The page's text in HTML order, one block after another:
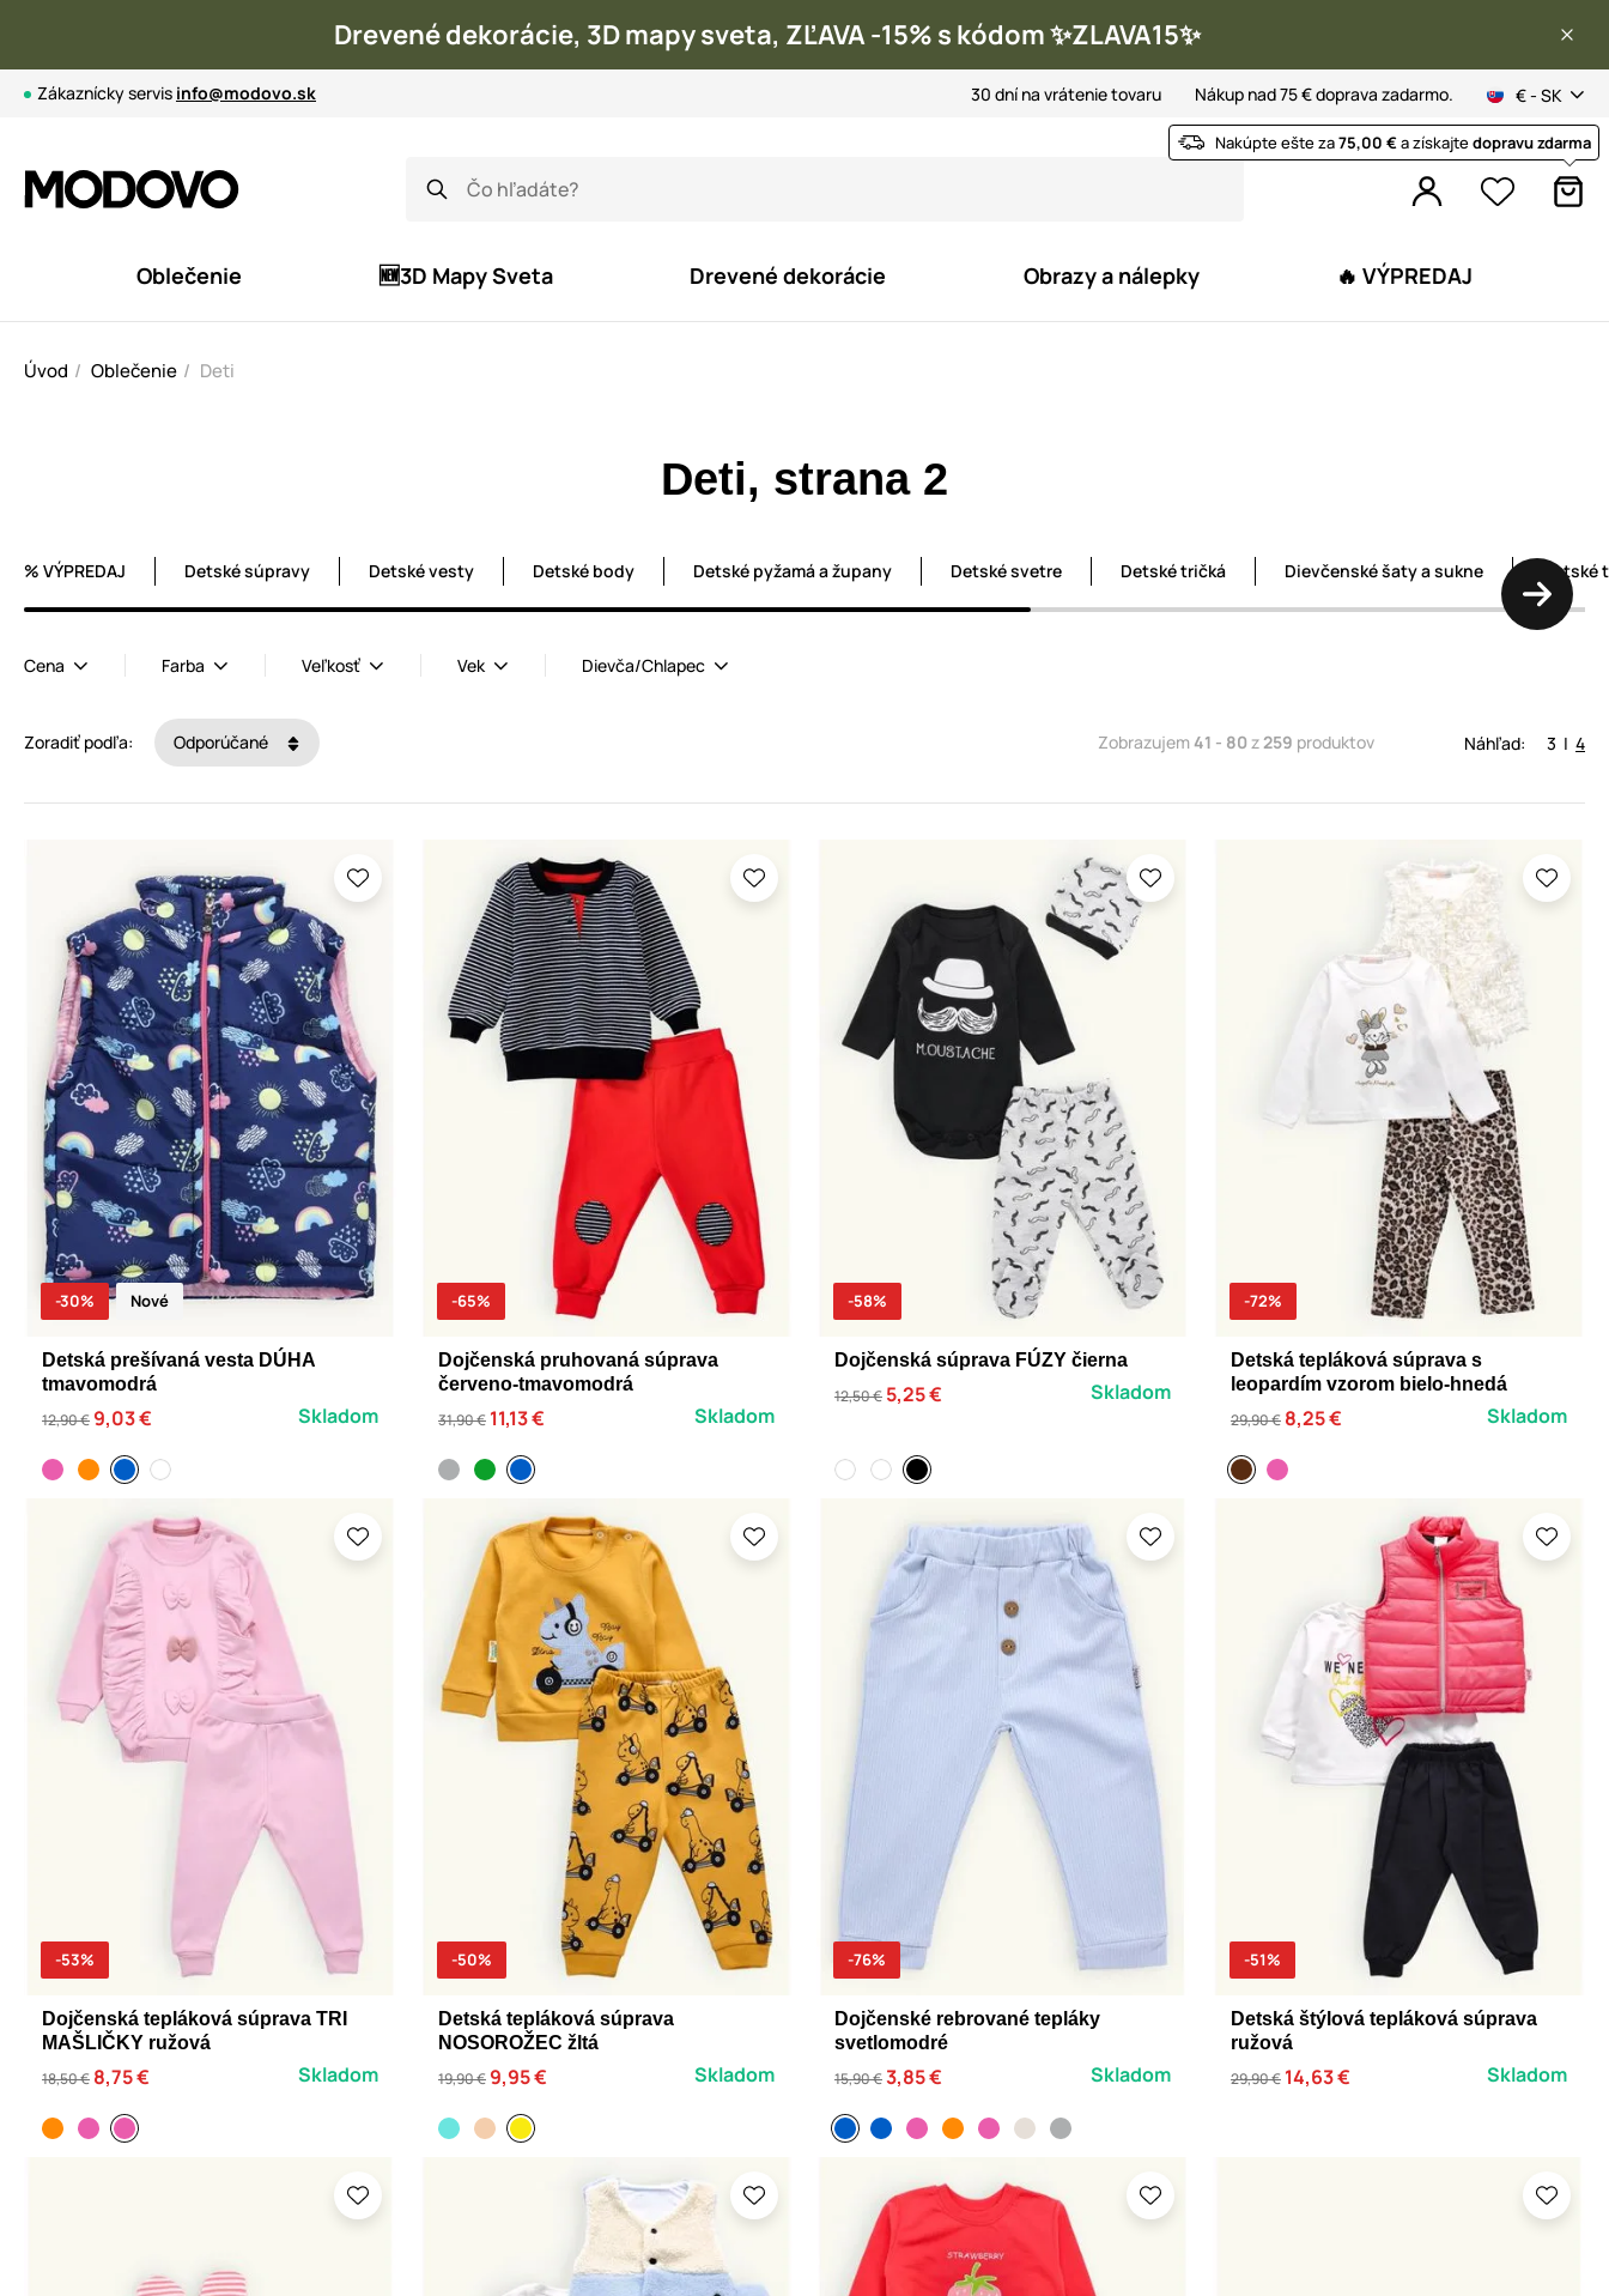
Drevené dekorácie, 3D mapy sveta, ZĽAVA -15% s kódom ✨ZLAVA15✨
Zákaznícky servis info@modovo.sk 30 dní na vrátenie tovaru Nákup nad 75 € doprava zadarmo. € - SK
Nakúpte ešte za75,00 €a získajtedopravu zdarma
Oblečenie 🆕3D Mapy Sveta Drevené dekorácie Obrazy a nálepky 🔥 VÝPREDAJ
Úvod Oblečenie Deti
Deti, strana 2
% VÝPREDAJ Detské súpravy Detské vesty Detské body Detské pyžamá a župany Detské svetre Detské tričká Dievčenské šaty a sukne
Cena Farba Veľkosť Vek Dievča/Chlapec
Zoradiť podľa: Odporúčané Zobrazujem41 - 80 z259 produktov Náhľad: 3 | 4
-30% Nové
Detská prešívaná vesta DÚHA
tmavomodrá
12,90 € 9,03 € Skladom
-65%
Dojčenská pruhovaná súprava
červeno-tmavomodrá
31,90 € 11,13 € Skladom
-58%
Dojčenská súprava FÚZY čierna
12,50 € 5,25 € Skladom
-72%
Detská tepláková súprava s
leopardím vzorom bielo-hnedá
29,90 € 8,25 € Skladom
-53%
Dojčenská tepláková súprava TRI
MAŠLIČKY ružová
18,50 € 8,75 € Skladom
-50%
Detská tepláková súprava
NOSOROŽEC žltá
19,90 € 9,95 € Skladom
-76%
Dojčenské rebrované tepláky
svetlomodré
15,90 €3,85 € Skladom
-51%
Detská štýlová tepláková súprava
ružová
29,90 € 14,63 € Skladom